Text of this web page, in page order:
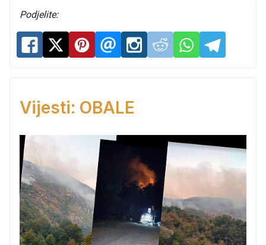
Podjelite:
Vijesti: OBALE